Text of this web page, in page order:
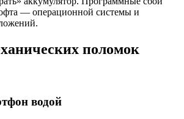
— операционной системы и
поломок
водой